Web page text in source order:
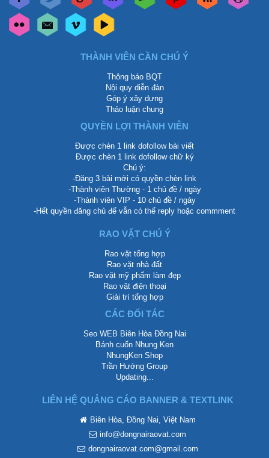
THÀNH VIÊN CẦN CHÚ Ý
Thông báo BQT
Nội quy diễn đàn
Góp ý xây dựng
Thảo luận chung
QUYỀN LỢI THÀNH VIÊN
Được chèn 1 link dofollow bài viết
Được chèn 1 link dofollow chữ ký
Chú ý:
-Đăng 3 bài mới có quyền chèn link
-Thành viên Thường - 1 chủ đề / ngày
-Thành viên VIP - 10 chủ đề / ngày
-Hết quyền đăng chủ để vẫn có thể reply hoặc commment
RAO VẶT CHÚ Ý
Rao vặt tổng hợp
Rao vặt nhà đất
Rao vặt mỹ phẩm làm đẹp
Rao vặt điện thoại
Giải trí tổng hợp
CÁC ĐỐI TÁC
Seo WEB Biên Hòa Đồng Nai
Bánh cuốn Nhung Ken
NhungKen Shop
Trần Hướng Group
Updating...
LIÊN HỆ QUẢNG CÁO BANNER & TEXTLINK
Biên Hòa, Đồng Nai, Việt Nam
info@dongnairaovat.com
dongnairaovat.com@gmail.com